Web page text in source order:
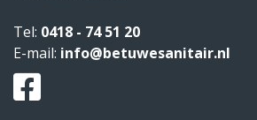
Tel: 0418 - 74 51 20
E-mail: info@betuwesanitair.nl